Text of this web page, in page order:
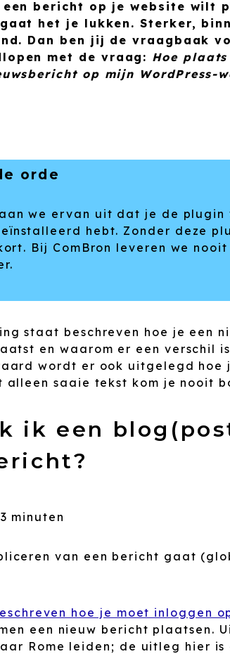
bericht op je website wilt
het je lukken. Sterker,
Dan ben jij de vraagbaak
met de vraag: Hoe
op mijn WordPress-
orde
we ervan uit dat je de plugin
hebt. Zonder deze
Bij ComBron leveren we nooit
staat beschreven hoe je een
en waarom er een verschil
wordt er ook uitgelegd hoe
alleen saaie tekst kom je nooit
ik een
minuten
van een bericht gaat
hoe je moet inloggen
een nieuw bericht plaatsen.
Rome leiden; de uitleg hier is